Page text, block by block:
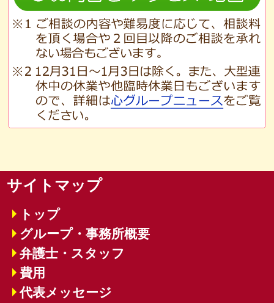
サイトマップ
トップ
グループ・事務所概要
弁護士・スタッフ
費用
代表メッセージ